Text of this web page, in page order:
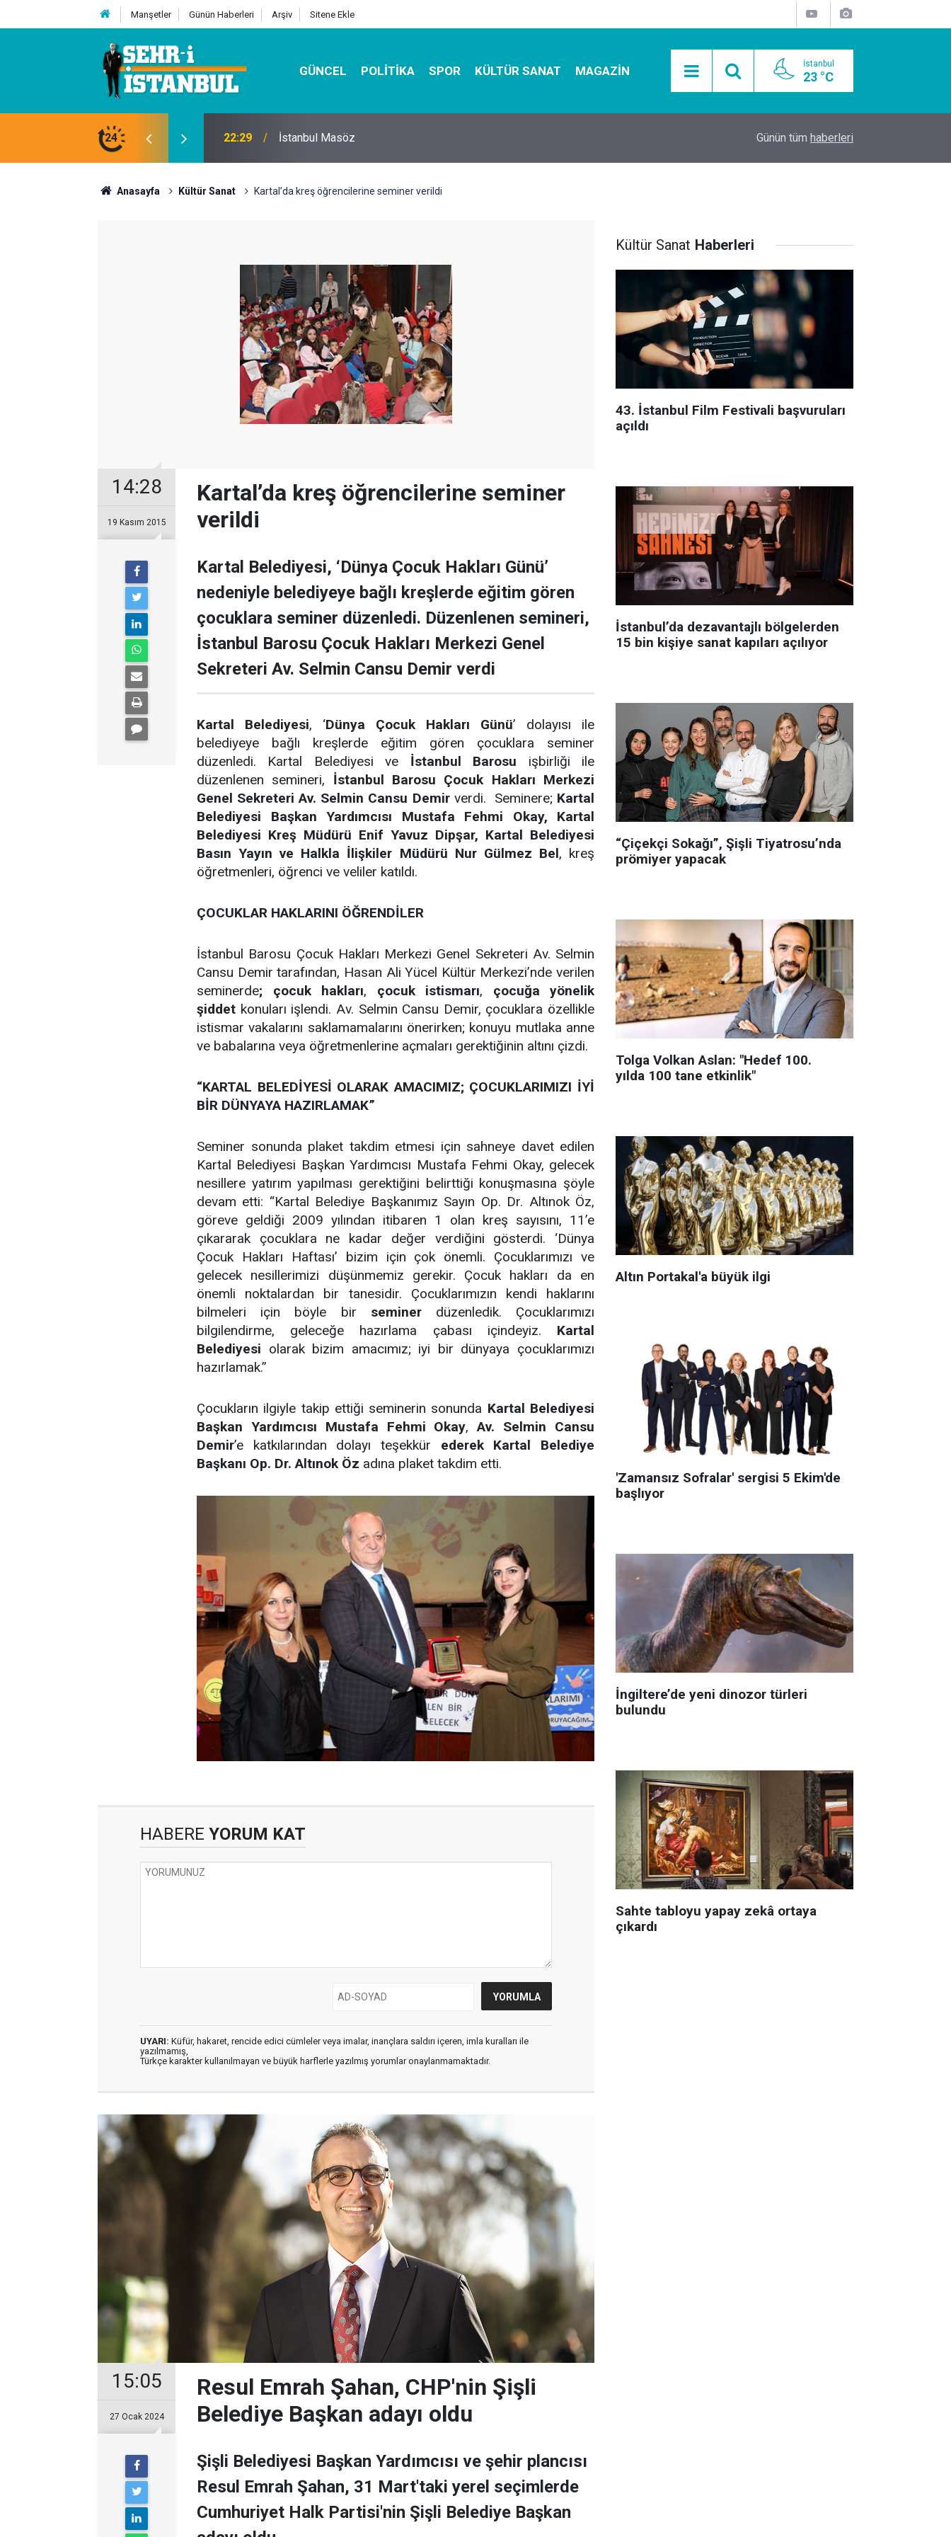
Manşetler Günün Haberleri Arşiv Sitene Ekle
GÜNCEL POLITIKA SPOR KÜLTÜR SANAT MAGAZIN İstanbul
23 °C
24 07:32 Kutu Sihirbazı ile Estetik, Dayanıklı ve Çevre Dostu Ambalaj Mobil Araçlarla Hayır Lokması Dağıtımının
Günün tüm haberleri
Anasayfa Kültür Sanat Kartal’da kreş öğrencilerine seminer verildi
14:28
19 Kasım 2015
Kartal’da kreş öğrencilerine seminer
verildi
Kartal Belediyesi, ‘Dünya Çocuk Hakları Günü’
nedeniyle belediyeye bağlı kreşlerde eğitim gören
çocuklara seminer düzenledi. Düzenlenen semineri,
İstanbul Barosu Çocuk Hakları Merkezi Genel
Sekreteri Av. Selmin Cansu Demir verdi
Kartal Belediyesi, ‘Dünya Çocuk Hakları Günü’ dolayısı ile
belediyeye bağlı kreşlerde eğitim gören çocuklara seminer
düzenledi. Kartal Belediyesi ve İstanbul Barosu işbirliği ile
düzenlenen semineri, İstanbul Barosu Çocuk Hakları Merkezi
Genel Sekreteri Av. Selmin Cansu Demirverdi. Seminere; Kartal
Belediyesi Başkan Yardımcısı Mustafa Fehmi Okay, Kartal
Belediyesi Kreş Müdürü Enif Yavuz Dipşar, Kartal Belediyesi
Basın Yayın ve Halkla İlişkiler Müdürü Nur Gülmez Bel, kreş
öğretmenleri, öğrenci ve veliler katıldı.
ÇOCUKLAR HAKLARINI ÖĞRENDİLER
İstanbul Barosu Çocuk Hakları Merkezi Genel Sekreteri Av. Selmin
Cansu Demir tarafından, Hasan Ali Yücel Kültür Merkezi’nde verilen
seminerde; çocuk hakları, çocuk istismarı, çocuğa yönelik
şiddet konuları işlendi. Av. Selmin Cansu Demir, çocuklara özellikle
istismar vakalarını saklamamalarını önerirken; konuyu mutlaka anne
ve babalarına veya öğretmenlerine açmaları gerektiğinin altını çizdi.
“KARTAL BELEDİYESİ OLARAK AMACIMIZ; ÇOCUKLARIMIZI İYİ
BİR DÜNYAYA HAZIRLAMAK”
Seminer sonunda plaket takdim etmesi için sahneye davet edilen
Kartal Belediyesi Başkan Yardımcısı Mustafa Fehmi Okay, gelecek
nesillere yatırım yapılması gerektiğini belirttiği konuşmasına şöyle
devam etti: “Kartal Belediye Başkanımız Sayın Op. Dr. Altınok Öz,
göreve geldiği 2009 yılından itibaren 1 olan kreş sayısını, 11’e
çıkararak çocuklara ne kadar değer verdiğini gösterdi. ‘Dünya
Çocuk Hakları Haftası’ bizim için çok önemli. Çocuklarımızı ve
gelecek nesillerimizi düşünmemiz gerekir. Çocuk hakları da en
önemli noktalardan bir tanesidir. Çocuklarımızın kendi haklarını
bilmeleri için böyle bir seminerdüzenledik. Çocuklarımızı
bilgilendirme, geleceğe hazırlama çabası içindeyiz. Kartal
Belediyesi olarak bizim amacımız; iyi bir dünyaya çocuklarımızı
hazırlamak.”
Çocukların ilgiyle takip ettiği seminerin sonunda Kartal Belediyesi
Başkan Yardımcısı Mustafa Fehmi Okay,Av. Selmin Cansu
Demir’e katkılarından dolayı teşekkür ederek Kartal Belediye
Başkanı Op. Dr. Altınok Öz adına plaket takdim etti.
HABERE YORUM KAT
UYARI: Küfür, hakaret, rencide edici cümleler veya imalar, inançlara saldırı içeren, imla kuralları ile
yazılmamış,
Türkçe karakter kullanılmayan ve büyük harflerle yazılmış yorumlar onaylanmamaktadır.
15:05
27 Ocak 2024
Resul Emrah Şahan, CHP'nin Şişli
Belediye Başkan adayı oldu
Şişli Belediyesi Başkan Yardımcısı ve şehir plancısı
Resul Emrah Şahan, 31 Mart'taki yerel seçimlerde
Cumhuriyet Halk Partisi'nin Şişli Belediye Başkan
Kültür Sanat Haberleri
43. İstanbul Film Festivali başvuruları
açıldı
İstanbul’da dezavantajlı bölgelerden
15 bin kişiye sanat kapıları açılıyor
“Çiçekçi Sokağı”, Şişli Tiyatrosu’nda
prömiyer yapacak
Tolga Volkan Aslan: "Hedef 100.
yılda 100 tane etkinlik"
Altın Portakal'a büyük ilgi
'Zamansız Sofralar' sergisi 5 Ekim'de
başlıyor
İngiltere’de yeni dinozor türleri
bulundu
Sahte tabloyu yapay zekâ ortaya
çıkardı